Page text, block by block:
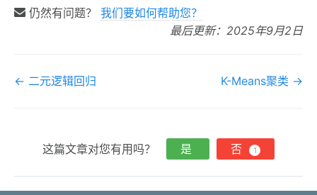
仍然有问题？ 我们要如何帮助您？
最后更新：2025年9月2日
文
档
← 二元逻辑回归 K-Means聚类 →
这篇文章对您有用吗？ 是 否 1